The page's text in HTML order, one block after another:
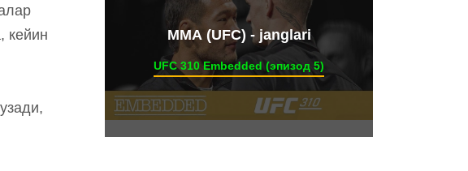
кейин
ММА (UFC) - janglari
UFC 310 Embedded (эпизод 5)